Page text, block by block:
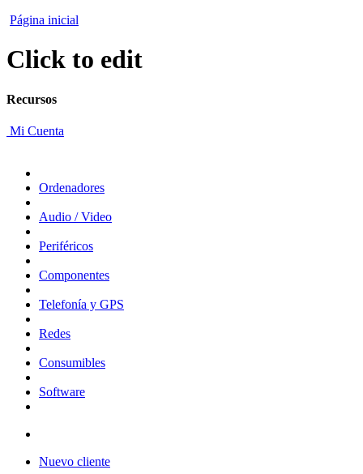
Página inicial
Click to edit
Recursos
Mi Cuenta
Ordenadores
Audio / Video
Periféricos
Componentes
Telefonía y GPS
Redes
Consumibles
Software
Nuevo cliente